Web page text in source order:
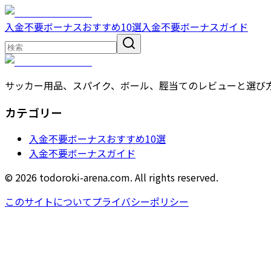
入金不要ボーナスおすすめ10選入金不要ボーナスガイド
サッカー用品、スパイク、ボール、脛当てのレビューと選び
カテゴリー
入金不要ボーナスおすすめ10選
入金不要ボーナスガイド
© 2026 todoroki-arena.com. All rights reserved.
このサイトについてプライバシーポリシー